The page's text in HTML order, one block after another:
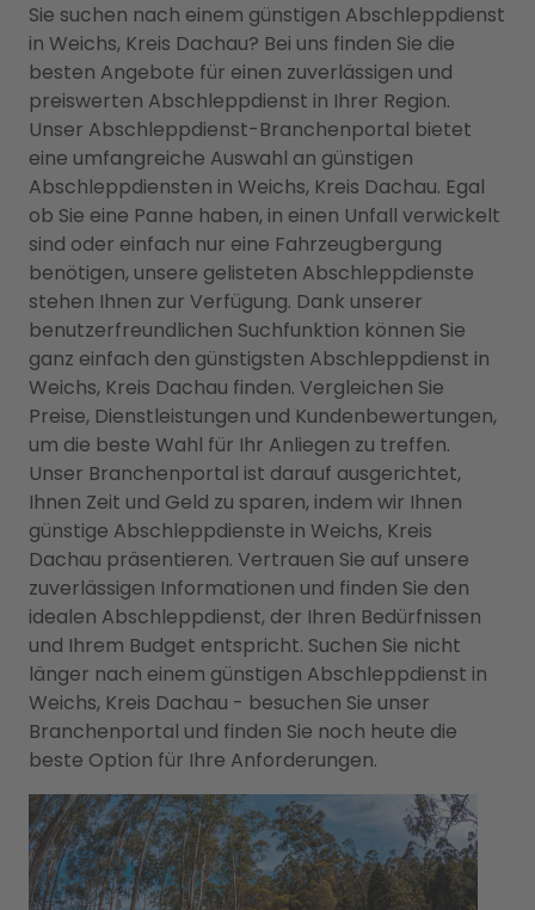
Sie suchen nach einem günstigen Abschleppdienst
in Weichs, Kreis Dachau? Bei uns finden Sie die
besten Angebote für einen zuverlässigen und
preiswerten Abschleppdienst in Ihrer Region.
Unser Abschleppdienst-Branchenportal bietet
eine umfangreiche Auswahl an günstigen
Abschleppdiensten in Weichs, Kreis Dachau. Egal
ob Sie eine Panne haben, in einen Unfall verwickelt
sind oder einfach nur eine Fahrzeugbergung
benötigen, unsere gelisteten Abschleppdienste
stehen Ihnen zur Verfügung. Dank unserer
benutzerfreundlichen Suchfunktion können Sie
ganz einfach den günstigsten Abschleppdienst in
Weichs, Kreis Dachau finden. Vergleichen Sie
Preise, Dienstleistungen und Kundenbewertungen,
um die beste Wahl für Ihr Anliegen zu treffen.
Unser Branchenportal ist darauf ausgerichtet,
Ihnen Zeit und Geld zu sparen, indem wir Ihnen
günstige Abschleppdienste in Weichs, Kreis
Dachau präsentieren. Vertrauen Sie auf unsere
zuverlässigen Informationen und finden Sie den
idealen Abschleppdienst, der Ihren Bedürfnissen
und Ihrem Budget entspricht. Suchen Sie nicht
länger nach einem günstigen Abschleppdienst in
Weichs, Kreis Dachau - besuchen Sie unser
Branchenportal und finden Sie noch heute die
beste Option für Ihre Anforderungen.